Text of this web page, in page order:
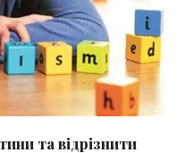
та відрізнити